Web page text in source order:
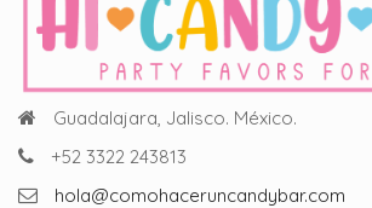
Guadalajara, Jalisco. México.
+52 3322 243813
hola@comohaceruncandybar.com